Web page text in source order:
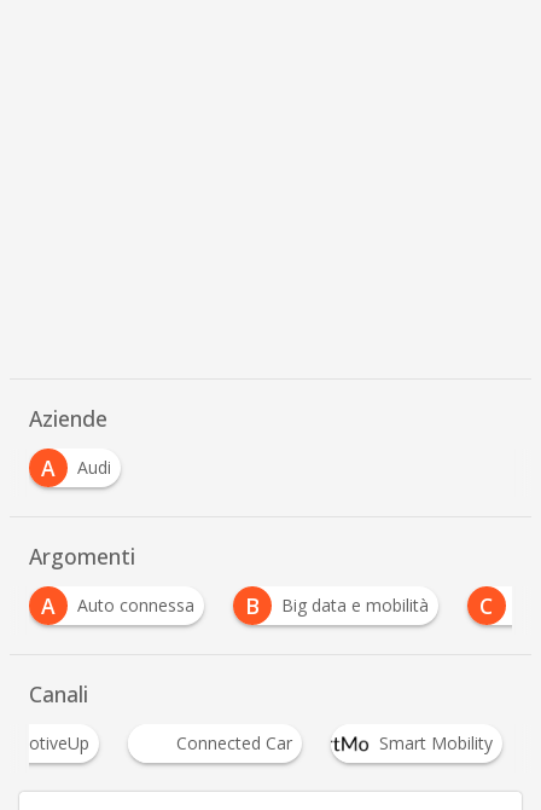
Aziende
A
Audi
Argomenti
B
Big data e mobilità C connected car D
Canali
Connected Car Smart Mobility